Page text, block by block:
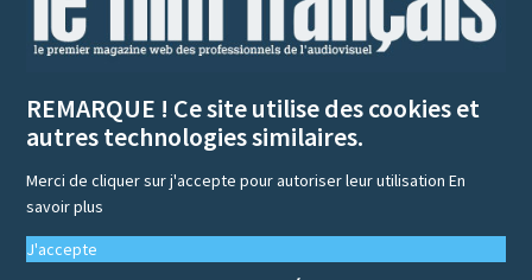
REMARQUE ! Ce site utilise des cookies et
autres technologies similaires.
Merci de cliquer sur j'accepte pour autoriser leur utilisationEn
savoir plus
J'accepte